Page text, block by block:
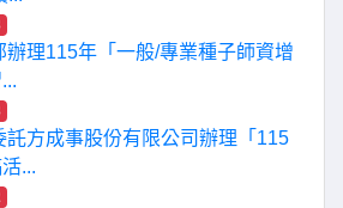
辦理115年「一般/專業種子師資增
託方成事股份有限公司辦理「115
...